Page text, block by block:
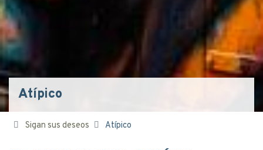
Atípico
Sigan sus deseos Atípico